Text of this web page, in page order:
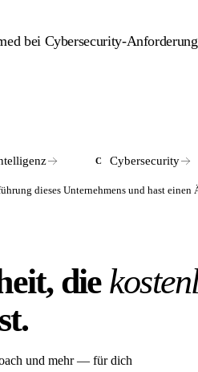
Unternehmen und richtet sich an
bei Cybersecurity-
Risikoanalysen,
C Cybersecurity
dieses Unternehmens und hast einen
die
und mehr — für dich